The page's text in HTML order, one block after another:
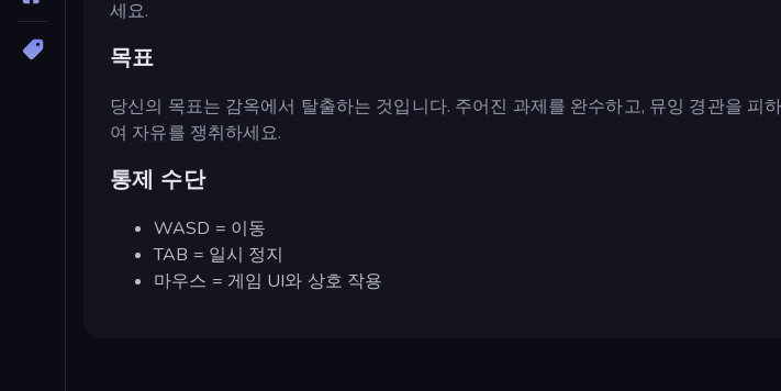
세요.
목표
당신의 목표는 감옥에서 탈출하는 것입니다. 주어진 과제를 완수하고, 뮤잉 경관을 피
여 자유를 쟁취하세요.
통제 수단
WASD = 이동
TAB = 일시 정지
마우스 = 게임 UI와 상호 작용